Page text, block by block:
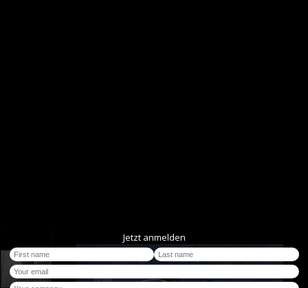
Jetzt anmelden